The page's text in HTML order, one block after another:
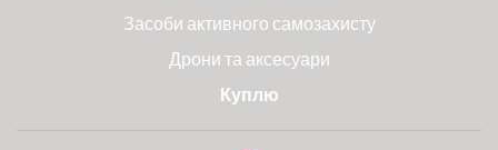
Засоби активного самозахисту
Дрони та аксесуари
Куплю